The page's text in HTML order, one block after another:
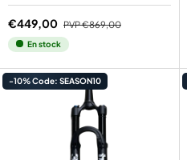
€449,00 PVP€869,00
En stock
-10% Code: SEASON10